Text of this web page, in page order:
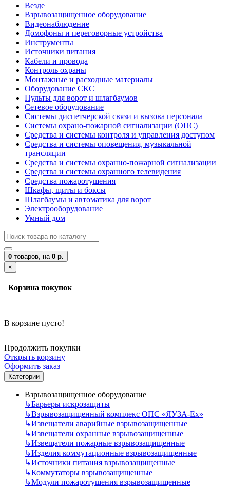
Везде
Взрывозащищенное оборудование
Видеонаблюдение
Домофоны и переговорные устройства
Инструменты
Источники питания
Кабели и провода
Контроль охраны
Монтажные и расходные материалы
Оборудование СКС
Пульты для ворот и шлагбаумов
Сетевое оборудование
Системы диспетчерской связи и вызова персонала
Системы охрано-пожарной сигнализации (ОПС)
Средства и системы контроля и управления доступом
Средства и системы оповещения, музыкальной
трансляции
Средства и системы охранно-пожарной сигнализации
Средства и системы охранного телевидения
Средства пожаротушения
Шкафы, щиты и боксы
Шлагбаумы и автоматика для ворот
Электрооборудование
Умный дом
0 товаров, на 0 р.
×
Корзина покупок
В корзине пусто!
Продолжить покупки
Открыть корзину
Оформить заказ
Категории
Взрывозащищенное оборудование
↳Барьеры искрозащиты
↳Взрывозащищенный комплекс ОПС «ЯУЗА-Ех»
↳Извещатели аварийные взрывозащищенные
↳Извещатели охранные взрывозащищенные
↳Извещатели пожарные взрывозащищенные
↳Изделия коммутационные взрывозащищенные
↳Источники питания взрывозащищенные
↳Коммутаторы взрывозащищенные
↳Модули пожаротушения взрывозащищенные